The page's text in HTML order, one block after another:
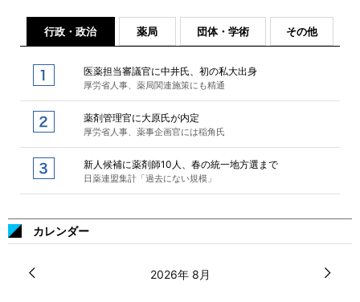
行政・政治 薬局 団体・学術 その他
医薬担当審議官に中井氏、初の私大出身
厚労省人事、薬局関連施策にも精通
薬剤管理官に大原氏が内定
厚労省人事、薬事企画官には稲角氏
新人候補に薬剤師10人、春の統一地方選まで
日薬連盟集計「過去にない規模」
カレンダー
2026年 8月